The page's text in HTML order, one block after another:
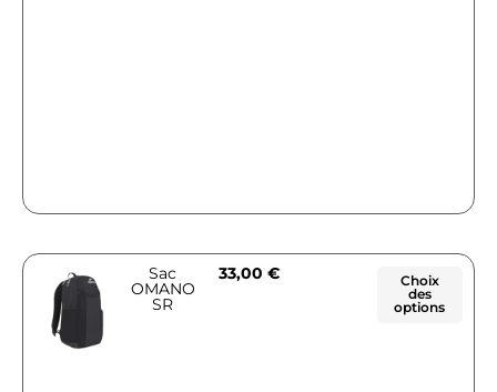
Sac
OMANO
SR
33,00 €
Choix
des
options